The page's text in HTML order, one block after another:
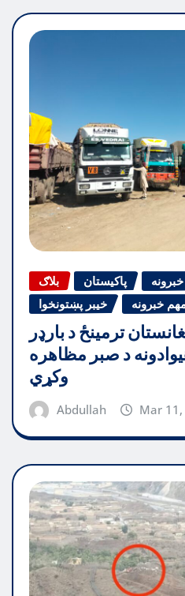
بلاګ پاکیستان
خیبر پښتونخوا
خبرونه
ترمینځ د بارډر
د صبر مظاهره
وکړي
Abdullah Mar